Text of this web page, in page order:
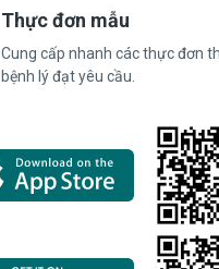
Thực đơn mẫu
Cung cấp nhanh các thực đơn
bệnh lý đạt yêu cầu.